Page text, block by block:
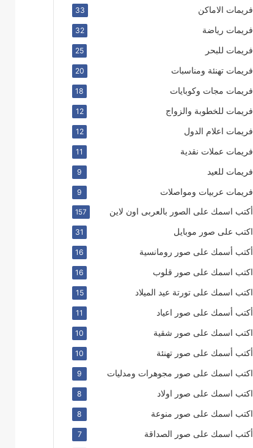
فريمات الاماكن 33
فريمات رياضة 32
فريمات للبحر 25
فريمات تهنئة ومناسبات 20
فريمات مجات وكوبايات 18
فريمات للخطوبة والزواج 12
فريمات اعلام الدول 12
فريمات عملات نقدية 11
فريمات للعيد 9
فريمات عربيات ومواصلات 9
أكتب اسمك على الصور بالعربى اون لاين 157
اكتب على صور موبايل 31
أكتب أسمك على صور رومانسية 16
اكتب اسمك على صور قلوب 16
اكتب اسمك على تورتة عيد الميلاد 15
أكتب أسمك على صور اعياد 11
اكتب اسمك على صور شقية 10
أكتب أسمك على صور تهنئة 10
اكتب اسمك على صور مجوهرات ومدليات 9
اكتب اسمك على صور اولاد 8
اكتب اسمك على صور منوعة 8
أكتب اسمك على صور الصداقة 7